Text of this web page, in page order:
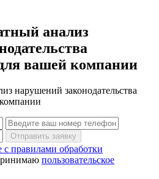
анализ
вашей компании
нарушений законодательства
Отправить заявку
с правилами обработки
пользовательское